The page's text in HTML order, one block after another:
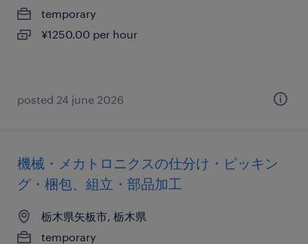
temporary
¥1250.00 per hour
posted 24 june 2026
機械・メカトロニクスの仕分け・ピッキン
グ・梱包、組立・部品加工
栃木県矢板市, 栃木県
temporary